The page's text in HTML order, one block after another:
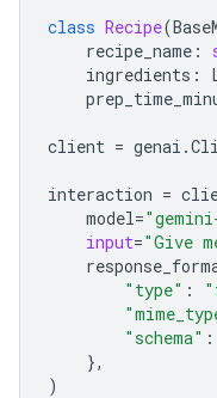
class Recipe(
recipe_name :
ingredients :
client = genai .
interaction =
model=
input="Give
"type" :
"schema" :
},
)